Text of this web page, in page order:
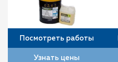
Посмотреть работы
Узнать цены